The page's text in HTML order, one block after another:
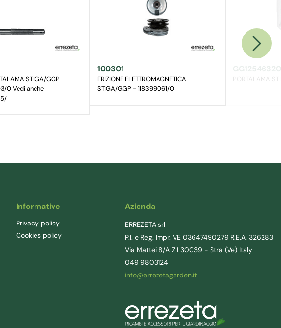
STIGA/GGP
0 Vedi anche
100301
FRIZIONE ELETTROMAGNETICA
STIGA/GGP - 118399061/0
PORTALAMA
Informative
Privacy policy
Cookies policy
Azienda
ERREZETA srl
P.I. e Reg. Impr. VE 03647490279 R.E.A. 326283
Via Mattei 8/A Z.I 30039 - Stra (Ve) Italy
049 9803124
info@errezetagarden.it